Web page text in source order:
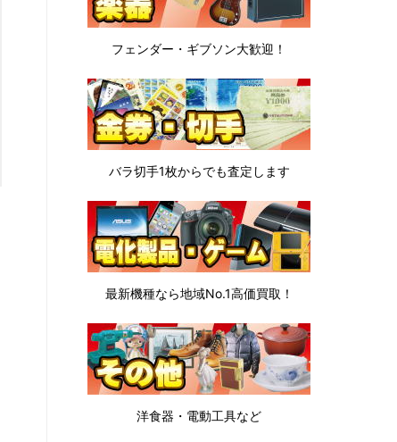
フェンダー・ギブソン大歓迎！
バラ切手1枚からでも査定します
最新機種なら地域No.1高価買取！
洋食器・電動工具など